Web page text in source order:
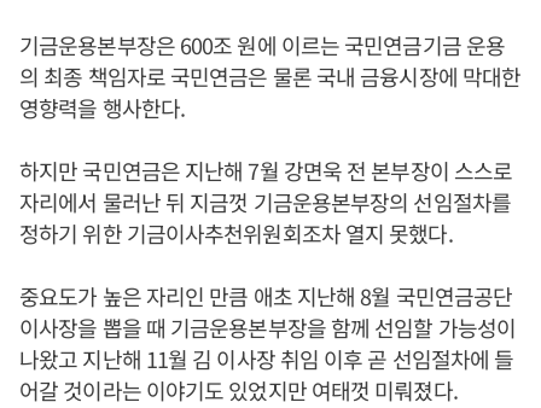
기금운용본부장은 600조 원에 이르는 국민연금기금 운용
의 최종 책임자로 국민연금은 물론 국내 금융시장에 막대한
영향력을 행사한다.
하지만 국민연금은 지난해 7월 강면욱 전 본부장이 스스로
자리에서 물러난 뒤 지금껏 기금운용본부장의 선임절차를
정하기 위한 기금이사추천위원회조차 열지 못했다.
중요도가 높은 자리인 만큼 애초 지난해 8월 국민연금공단
이사장을 뽑을 때 기금운용본부장을 함께 선임할 가능성이
나왔고 지난해 11월 김 이사장 취임 이후 곧 선임절차에 들
어갈 것이라는 이야기도 있었지만 여태껏 미뤄졌다.